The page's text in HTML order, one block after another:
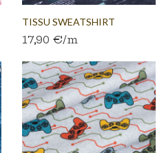
TISSU SWEATSHIRT
BROSSÉ...
17,90 €/m